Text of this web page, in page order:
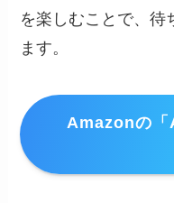
を楽しむことで、待
ます。
Amazonの